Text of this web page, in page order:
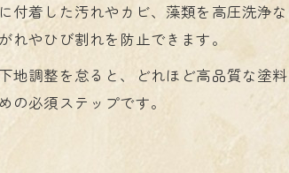
着した汚れやカビ、藻類を高圧洗浄
やひび割れを防止できます。
地調整を怠ると、どれほど高品質な塗
必須ステップです。